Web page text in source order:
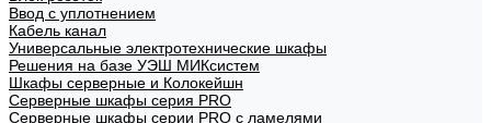
Ввод с уплотнением
Кабель канал
Универсальные электротехнические шкафы
Решения на базе УЭШ МИКсистем
Шкафы серверные и Колокейшн
Серверные шкафы серия PRO
Серверные шкафы серии PRO с ламелями